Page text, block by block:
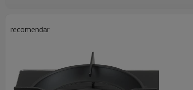
Nº de quemadores
recomendar